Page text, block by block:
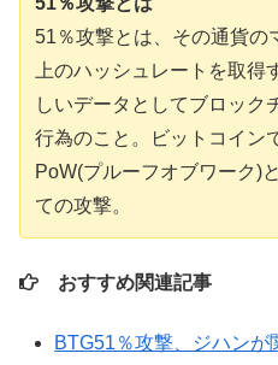
51％攻撃とは、その通貨の
上のハッシュレートを取
しいデータとしてブロック
行為のこと。ビットコイン
PoW(プルーフオブワーク)
ての攻撃。
おすすめ関連記事
BTG51％攻撃、ジハンが